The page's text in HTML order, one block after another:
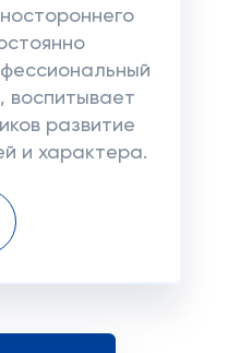
воспитывает
развитие
и характера.